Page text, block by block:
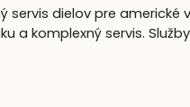
dielov pre
komplexný servis.